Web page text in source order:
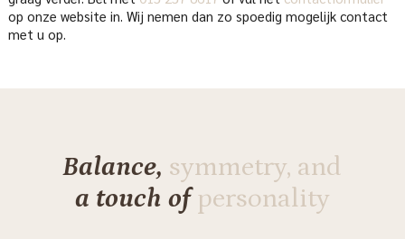
op onze website in. Wij nemen dan zo spoedig mogelijk contact
met u op.
Balance, symmetry, and
a touch ofpersonality